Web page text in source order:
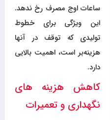
ساعات اوج مصرف رخ ندهد.
این ویژگی برای خطوط
تولیدی که توقف در آنها
هزینه‌بر است، اهمیت بالایی
دارد.
کاهش هزینه های
نگهداری و تعمیرات